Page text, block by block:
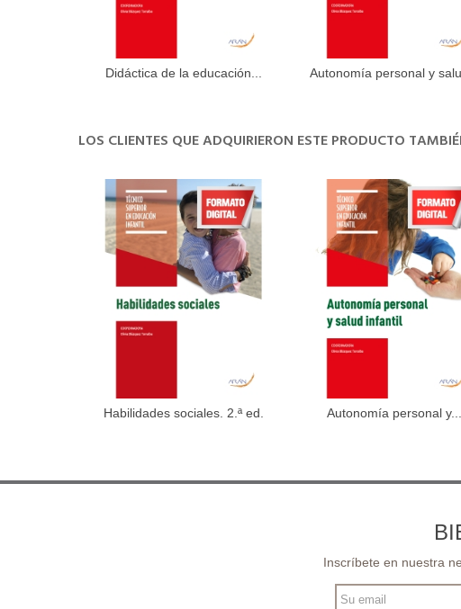
Añadir al carrito
Didáctica de la educación... Añadir al carrito
Autonomía personal y
LOS CLIENTES QUE ADQUIRIERON ESTE PRODUCTO
Añadir al carrito
Habilidades sociales. 2.ª ed. Añadir al carrito
Autonomía personal y...
Inscríbete en nuestra